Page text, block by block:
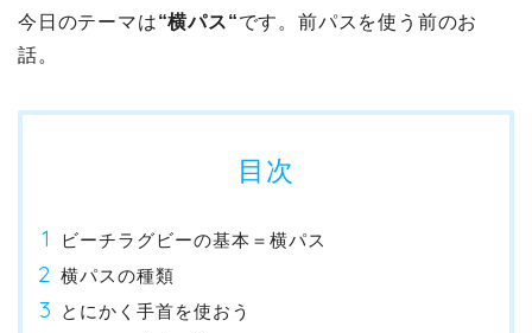
今日のテーマは“横パス“です。前パスを使う前のお
話。
目次
ビーチラグビーの基本＝横パス
横パスの種類
とにかく手首を使おう